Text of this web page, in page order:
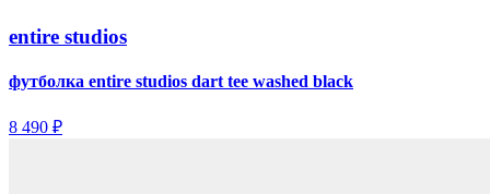
entire studios
футболка entire studios dart tee washed black
8 490 ₽